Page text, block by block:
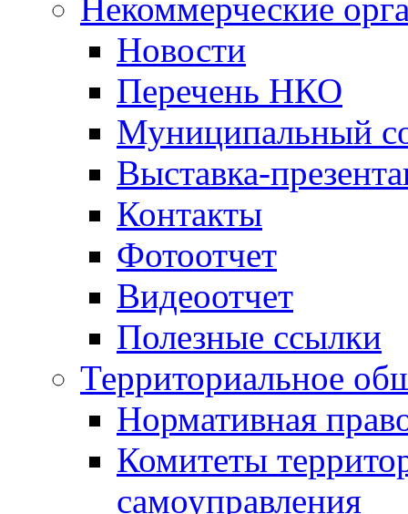
Некоммерческие
Новости
Перечень НКО
Муниципальный
Выставка-
Контакты
Фотоотчет
Видеоотчет
Полезные ссылки
Территориальное
Нормативная
Комитеты
самоуправления